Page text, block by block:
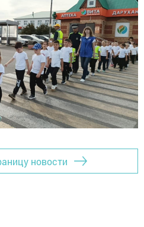
новости